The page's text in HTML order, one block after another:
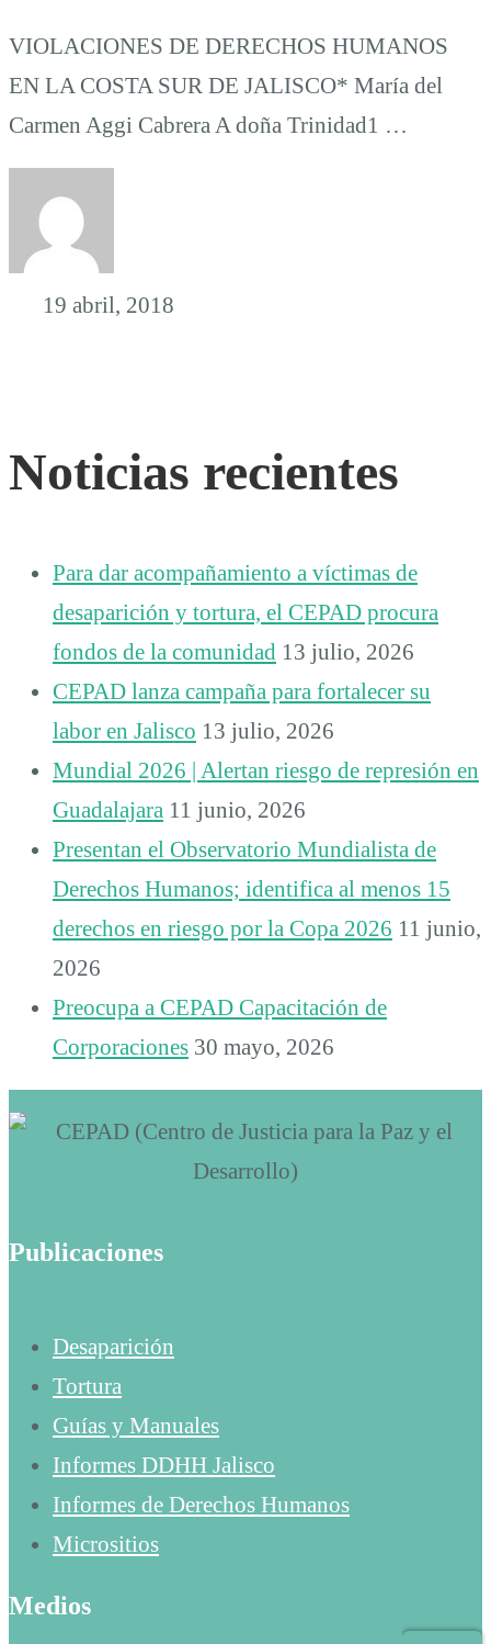
VIOLACIONES DE DERECHOS HUMANOS
EN LA COSTA SUR DE JALISCO* María del
Carmen Aggi Cabrera A doña Trinidad1 …
19 abril, 2018
Noticias recientes
Para dar acompañamiento a víctimas de
desaparición y tortura, el CEPAD procura
fondos de la comunidad 13 julio, 2026
CEPAD lanza campaña para fortalecer su
labor en Jalisco 13 julio, 2026
Mundial 2026 | Alertan riesgo de represión en
Guadalajara 11 junio, 2026
Presentan el Observatorio Mundialista de
Derechos Humanos; identifica al menos 15
derechos en riesgo por la Copa 2026 11 junio,
2026
Preocupa a CEPAD Capacitación de
Corporaciones 30 mayo, 2026
Publicaciones
Desaparición
Tortura
Guías y Manuales
Informes DDHH Jalisco
Informes de Derechos Humanos
Micrositios
Medios